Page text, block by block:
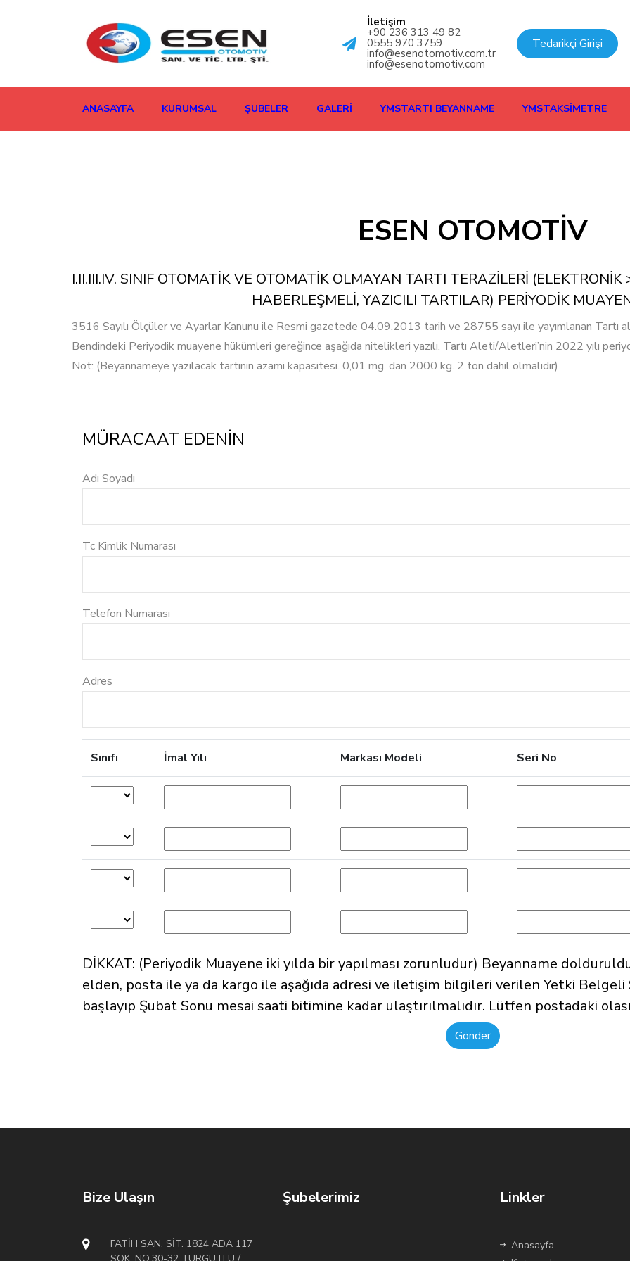
İletişim
+90 236 313 49 82
0555 970 3759
info@esenotomotiv.com.tr
info@esenotomotiv.com
Tedarikçi Girişi
ANASAYFA KURUMSAL ŞUBELER GALERİ YMSTARTI BEYANNAME YMSTAKSİMETRE
ESEN OTOMOTİV
I.II.III.IV. SINIF OTOMATİK VE OTOMATİK OLMAYAN TARTI TERAZİLERİ
HABERLEŞMELİ, YAZICILI TARTILAR) PERİYODİK
3516 Sayılı Ölçüler ve Ayarlar Kanunu ile Resmi gazetede 04.09.2013 tarih ve 28755 sayı ile yayımlanan Tartı
Bendindeki Periyodik muayene hükümleri gereğince aşağıda nitelikleri yazılı. Tartı Aleti/Aletleri’nin 2022 yılı
Not: (Beyannameye yazılacak tartının azami kapasitesi. 0,01 mg. dan 2000 kg. 2 ton dahil olmalıdır)
MÜRACAAT EDENİN
Adı Soyadı
Tc Kimlik Numarası
Telefon Numarası
Adres
Sınıfı İmal Yılı Markası Modeli Seri No
DİKKAT: (Periyodik Muayene iki yılda bir yapılması zorunludur) Beyanname
elden, posta ile ya da kargo ile aşağıda adresi ve iletişim bilgileri verilen Yetki Belgeli
başlayıp Şubat Sonu mesai saati bitimine kadar ulaştırılmalıdır. Lütfen postadaki
Bize Ulaşın
FATİH SAN. SİT. 1824 ADA 117
Şubelerimiz Linkler
Anasayfa